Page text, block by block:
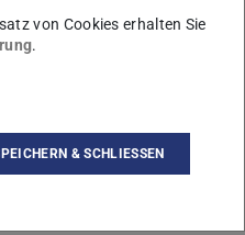
von Cookies erhalten Sie
.
& SCHLIESSEN